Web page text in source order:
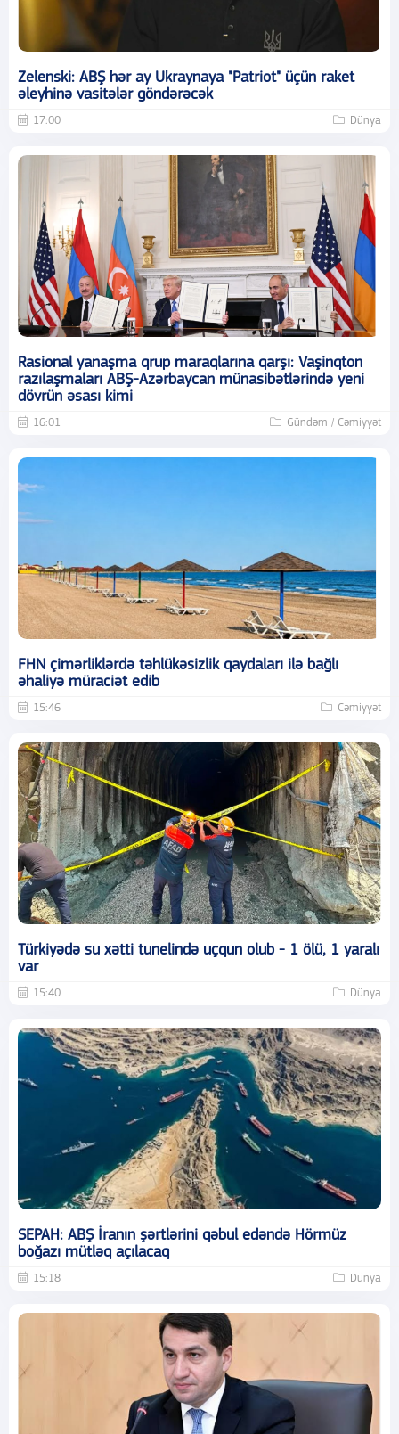
Zelenski: ABŞ hər ay Ukraynaya "Patriot" üçün raket
əleyhinə vasitələr göndərəcək
17:00 Dünya
Rasional yanaşma qrup maraqlarına qarşı: Vaşinqton
razılaşmaları ABŞ-Azərbaycan münasibətlərində yeni
dövrün əsası kimi
16:01 Gündəm / Cəmiyyət
FHN çimərliklərdə təhlükəsizlik qaydaları ilə bağlı
əhaliyə müraciət edib
15:46 Cəmiyyət
Türkiyədə su xətti tunelində uçqun olub - 1 ölü, 1 yaralı
var
15:40 Dünya
SEPAH: ABŞ İranın şərtlərini qəbul edəndə Hörmüz
boğazı mütləq açılacaq
15:18 Dünya